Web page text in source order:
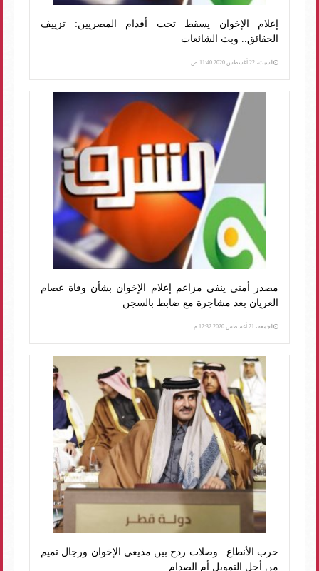
إعلام الإخوان يسقط تحت أقدام المصريين: تزييف
الحقائق.. وبث الشائعات
السبت، 22 أغسطس 2020 11:40 ص
مصدر أمني ينفي مزاعم إعلام الإخوان بشأن وفاة عصام
العريان بعد مشاجرة مع ضابط بالسجن
الجمعة، 21 أغسطس 2020 12:32 م
حرب الأنطاع.. وصلات ردح بين مذيعي الإخوان ورجال تميم
من أجل التمويل أم الصدام